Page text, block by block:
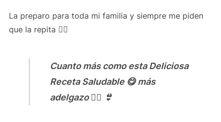
La preparo para toda mi familia y siempre me piden
que la repita 👍🏻
Cuanto más como esta Deliciosa
Receta Saludable 😋 más
adelgazo 👌🏻 👙